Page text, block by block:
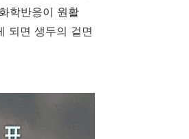
학반응이 원활
되면 생두의 겉면